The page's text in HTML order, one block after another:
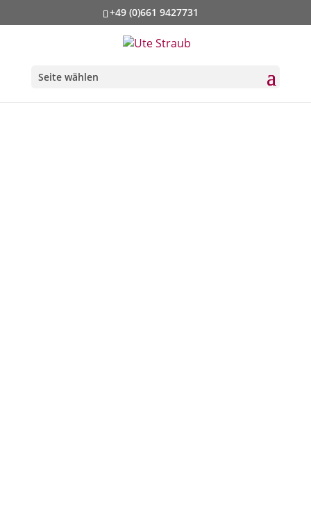
+49 (0)661 9427731
Seite wählen